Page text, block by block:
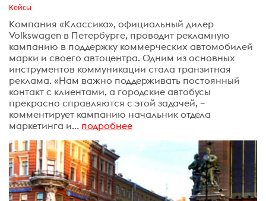
Кейсы
Компания «Классика», официальный дилер
Volkswagen в Петербурге, проводит рекламную
кампанию в поддержку коммерческих автомобилей
марки и своего автоцентра. Одним из основных
инструментов коммуникации стала транзитная
реклама. «Нам важно поддерживать постоянный
контакт с клиентами, а городские автобусы
прекрасно справляются с этой задачей, –
комментирует кампанию начальник отдела
маркетинга и... подробнее